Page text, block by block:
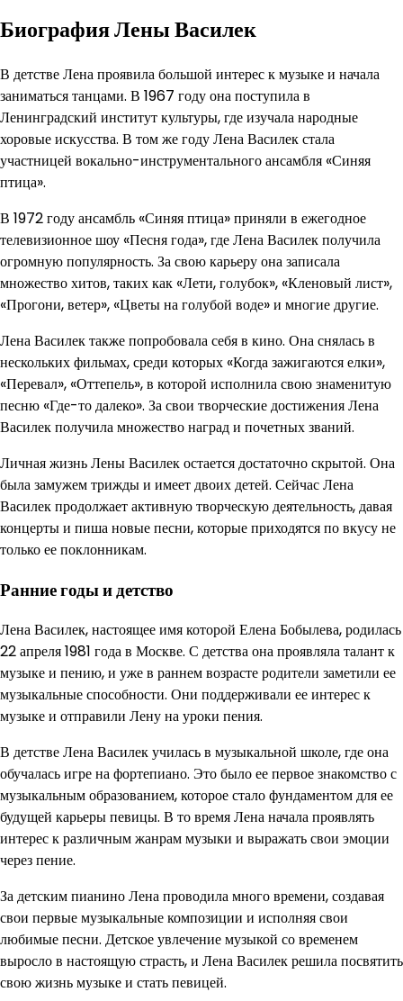
Биография Лены Василек
В детстве Лена проявила большой интерес к музыке и начала
заниматься танцами. В 1967 году она поступила в
Ленинградский институт культуры, где изучала народные
хоровые искусства. В том же году Лена Василек стала
участницей вокально-инструментального ансамбля «Синяя
птица».
В 1972 году ансамбль «Синяя птица» приняли в ежегодное
телевизионное шоу «Песня года», где Лена Василек получила
огромную популярность. За свою карьеру она записала
множество хитов, таких как «Лети, голубок», «Кленовый лист»,
«Прогони, ветер», «Цветы на голубой воде» и многие другие.
Лена Василек также попробовала себя в кино. Она снялась в
нескольких фильмах, среди которых «Когда зажигаются елки»,
«Перевал», «Оттепель», в которой исполнила свою знаменитую
песню «Где-то далеко». За свои творческие достижения Лена
Василек получила множество наград и почетных званий.
Личная жизнь Лены Василек остается достаточно скрытой. Она
была замужем трижды и имеет двоих детей. Сейчас Лена
Василек продолжает активную творческую деятельность, давая
концерты и пиша новые песни, которые приходятся по вкусу не
только ее поклонникам.
Ранние годы и детство
Лена Василек, настоящее имя которой Елена Бобылева, родилась
22 апреля 1981 года в Москве. С детства она проявляла талант к
музыке и пению, и уже в раннем возрасте родители заметили ее
музыкальные способности. Они поддерживали ее интерес к
музыке и отправили Лену на уроки пения.
В детстве Лена Василек училась в музыкальной школе, где она
обучалась игре на фортепиано. Это было ее первое знакомство с
музыкальным образованием, которое стало фундаментом для ее
будущей карьеры певицы. В то время Лена начала проявлять
интерес к различным жанрам музыки и выражать свои эмоции
через пение.
За детским пианино Лена проводила много времени, создавая
свои первые музыкальные композиции и исполняя свои
любимые песни. Детское увлечение музыкой со временем
выросло в настоящую страсть, и Лена Василек решила посвятить
свою жизнь музыке и стать певицей.